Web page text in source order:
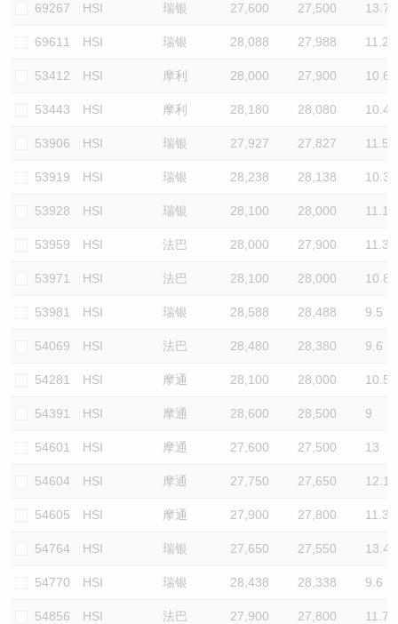
69267 HSI 瑞银 27,600 27,500 13.7
69611 HSI 瑞银 28,088 27,988 11.2
53412 HSI 摩利 28,000 27,900 10.6
53443 HSI 摩利 28,180 28,080 10.4
53906 HSI 瑞银 27,927 27,827 11.5
53919 HSI 瑞银 28,238 28,138 10.3
53928 HSI 瑞银 28,100 28,000 11.1
53959 HSI 法巴 28,000 27,900 11.3
53971 HSI 法巴 28,100 28,000 10.8
53981 HSI 瑞银 28,588 28,488 9.5
54069 HSI 法巴 28,480 28,380 9.6
54281 HSI 摩通 28,100 28,000 10.5
54391 HSI 摩通 28,600 28,500 9
54601 HSI 摩通 27,600 27,500 13
54604 HSI 摩通 27,750 27,650 12.1
54605 HSI 摩通 27,900 27,800 11.3
54764 HSI 瑞银 27,650 27,550 13.4
54770 HSI 瑞银 28,438 28,338 9.6
54856 HSI 法巴 27,900 27,800 11.7